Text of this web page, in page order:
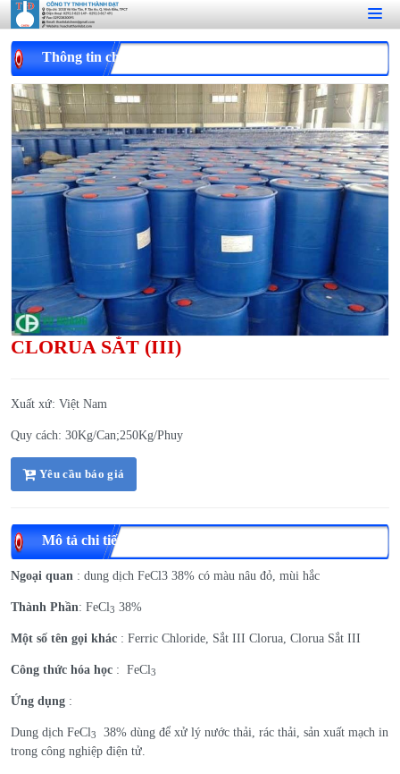
Thông tin chi tiết
CLORUA SẮT (III)
Xuất xứ: Việt Nam
Quy cách: 30Kg/Can;250Kg/Phuy
Yêu cầu báo giá
Mô tả chi tiết
Ngoại quan : dung dịch FeCl3 38% có màu nâu đỏ, mùi hắc
Thành Phần: FeCl3 38%
Một số tên gọi khác : Ferric Chloride, Sắt III Clorua, Clorua Sắt III
Công thức hóa học : FeCl3
Ứng dụng :
Dung dịch FeCl3
38% dùng để xử lý nước thải, rác thải, sản xuất mạch in
trong công nghiệp điện tử.